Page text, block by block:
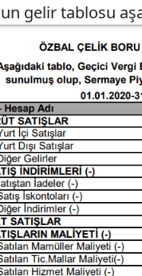
gelir tablosu